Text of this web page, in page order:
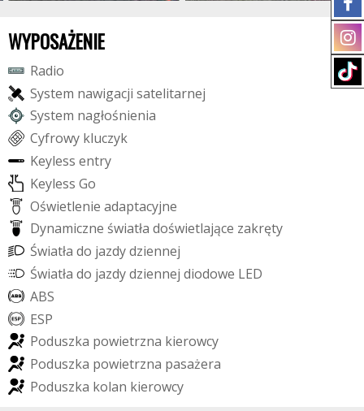
WYPOSAŻENIE
Radio
System nawigacji satelitarnej
System nagłośnienia
Cyfrowy kluczyk
Keyless entry
Keyless Go
Oświetlenie adaptacyjne
Dynamiczne światła doświetlające zakręty
Światła do jazdydziennej
Światła do jazdydziennej diodowe LED
ABS
ESP
Poduszka powietrzna kierowcy
Poduszka powietrzna pasażera
Poduszka kolan kierowcy